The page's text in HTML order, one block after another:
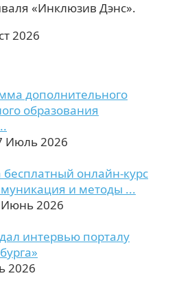
«Инклюзив Дэнс».
2026
дополнительного
образования
Июль 2026
онлайн-курс
и методы ...
Июнь 2026
интервью порталу
2026